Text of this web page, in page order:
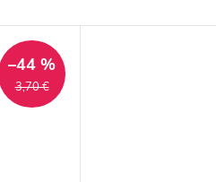
3,70 €
–44 %